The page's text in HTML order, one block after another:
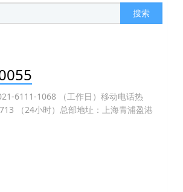
搜索
6111-1068 （工作日）移动电话热
（24小时）总部地址：上海青浦盈港